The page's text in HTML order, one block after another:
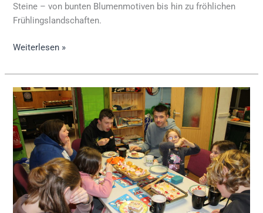
Steine – von bunten Blumenmotiven bis hin zu fröhlichen
Frühlingslandschaften.
Weiterlesen »
Gemeinsames
Kochen
in
Weddersleben